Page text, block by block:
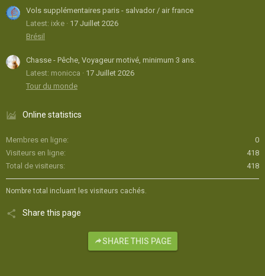
Vols supplémentaires paris - salvador / air france
Latest: ixke
17 Juillet 2026
Brésil
Chasse - Pêche, Voyageur motivé, minimum 3 ans.
Latest: monicca
17 Juillet 2026
Tour du monde
Online statistics
Membres en ligne
0
Visiteurs en ligne
418
Total de visiteurs
418
Nombre total incluant les visiteurs cachés.
Share this page
SHARE THIS PAGE